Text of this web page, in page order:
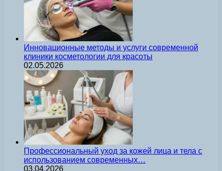
Инновационные методы и услуги современной
клиники косметологии для красоты
02.05.2026
Профессиональный уход за кожей лица и тела с
использованием современных…
03.04.2026